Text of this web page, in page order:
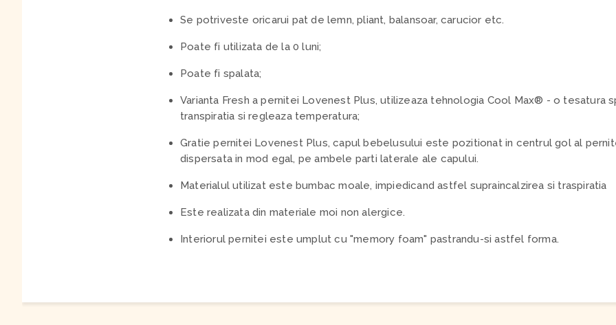
Se potriveste oricarui pat de lemn, pliant, balansoar, carucior etc.
Poate fi utilizata de la 0 luni;
Poate fi spalata;
Varianta Fresh a pernitei Lovenest Plus, utilizeaza tehnologia Cool Max® - o tesatura
transpiratia si regleaza temperatura;
Gratie pernitei Lovenest Plus, capul bebelusului este pozitionat in centrul gol al
dispersata in mod egal, pe ambele parti laterale ale capului.
Materialul utilizat este bumbac moale, impiedicand astfel supraincalzirea si traspiratia
Este realizata din materiale moi non alergice.
Interiorul pernitei este umplut cu "memory foam" pastrandu-si astfel forma.